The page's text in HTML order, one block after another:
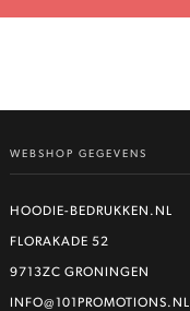
WEBSHOP GEGEVENS
HOODIE-BEDRUKKEN.NL
FLORAKADE 52
9713ZC GRONINGEN
INFO@101PROMOTIONS.NL